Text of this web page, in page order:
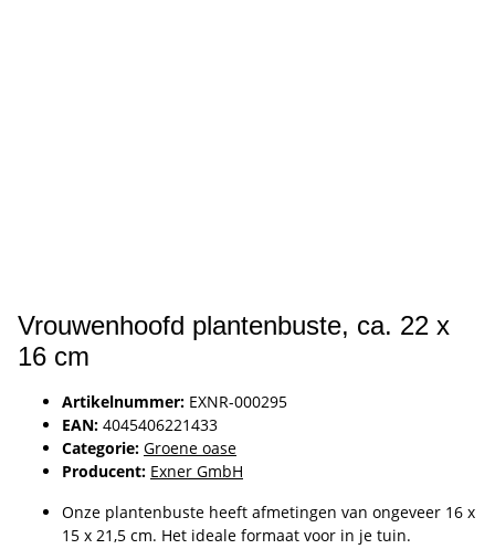
Vrouwenhoofd plantenbuste, ca. 22 x
16 cm
Artikelnummer: EXNR-000295
EAN: 4045406221433
Categorie: Groene oase
Producent: Exner GmbH
Onze plantenbuste heeft afmetingen van ongeveer 16 x
15 x 21,5 cm. Het ideale formaat voor in je tuin.